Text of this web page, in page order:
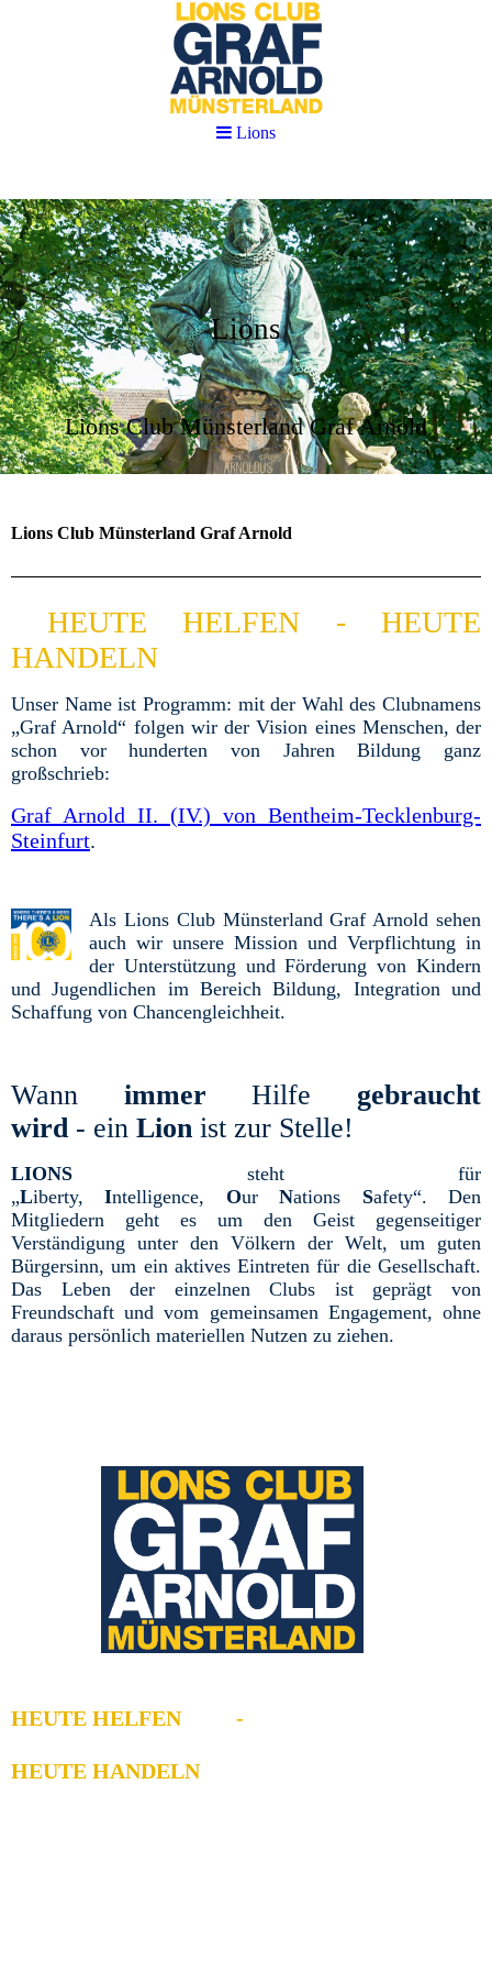
Lions
Lions Club Münsterland Graf Arnold
Lions Club Münsterland Graf Arnold
HEUTE HELFEN - HEUTE
HANDELN
Unser Name ist Programm: mit der Wahl des Clubnamens
„Graf Arnold“ folgen wir der Vision eines Menschen, der
schon vor hunderten von Jahren Bildung ganz
großschrieb:
Graf Arnold II. (IV.) von Bentheim-Tecklenburg-
Steinfurt.
Als Lions Club Münsterland Graf Arnold sehen
auch wir unsere Mission und Verpflichtung in
der Unterstützung und Förderung von Kindern
und Jugendlichen im Bereich Bildung, Integration und
Schaffung von Chancengleichheit.
Wann immer Hilfe gebraucht
wird - ein Lion ist zur Stelle!
LIONS steht für
„Liberty,Intelligence, OurNations Safety“. Den
Mitgliedern geht es um den Geist gegenseitiger
Verständigung unter den Völkern der Welt, um guten
Bürgersinn, um ein aktives Eintreten für die Gesellschaft.
Das Leben der einzelnen Clubs ist geprägt von
Freundschaft und vom gemeinsamen Engagement, ohne
daraus persönlich materiellen Nutzen zu ziehen.
HEUTE HELFEN -
HEUTE HANDELN
Lions